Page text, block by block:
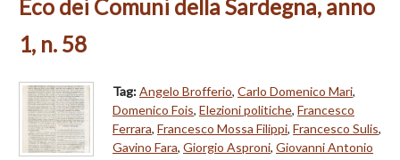
Eco dei Comuni della Sardegna, anno
1, n. 58
Tag:Angelo Brofferio, Carlo Domenico Mari,
Domenico Fois, Elezioni politiche, Francesco
Ferrara, Francesco Mossa Filippi, Francesco Sulis,
Gavino Fara, Giorgio Asproni, Giovanni Antonio